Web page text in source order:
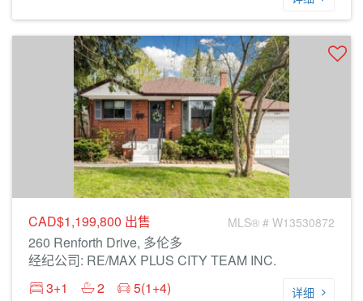
CAD$1,199,800 出售 MLS® # W13530872
260 Renforth Drive, 多伦多
经纪公司: RE/MAX PLUS CITY TEAM INC.
3+1
2 5(1+4) 详细